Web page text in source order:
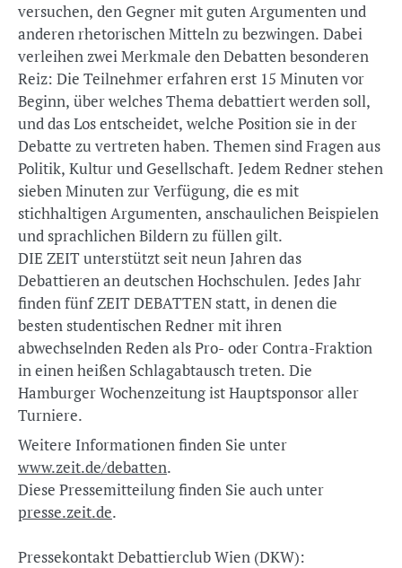
versuchen, den Gegner mit guten Argumenten und
anderen rhetorischen Mitteln zu bezwingen. Dabei
verleihen zwei Merkmale den Debatten besonderen
Reiz: Die Teilnehmer erfahren erst 15 Minuten vor
Beginn, über welches Thema debattiert werden soll,
und das Los entscheidet, welche Position sie in der
Debatte zu vertreten haben. Themen sind Fragen aus
Politik, Kultur und Gesellschaft. Jedem Redner stehen
sieben Minuten zur Verfügung, die es mit
stichhaltigen Argumenten, anschaulichen Beispielen
und sprachlichen Bildern zu füllen gilt.
DIE ZEIT unterstützt seit neun Jahren das
Debattieren an deutschen Hochschulen. Jedes Jahr
finden fünf ZEIT DEBATTEN statt, in denen die
besten studentischen Redner mit ihren
abwechselnden Reden als Pro- oder Contra-Fraktion
in einen heißen Schlagabtausch treten. Die
Hamburger Wochenzeitung ist Hauptsponsor aller
Turniere.
Weitere Informationen finden Sie unter
www.zeit.de/debatten.
Diese Pressemitteilung finden Sie auch unter
presse.zeit.de.
Pressekontakt Debattierclub Wien (DKW):